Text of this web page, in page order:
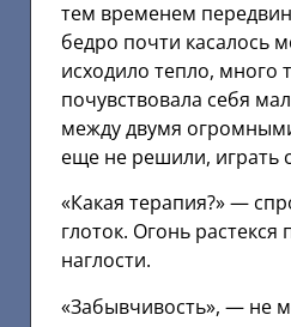
тем временем
бедро почти касалось
исходило тепло, много
почувствовала себя
между двумя
еще не решили, играть
«Какая терапия?» —
глоток. Огонь
наглости.
«Забывчивость», — не